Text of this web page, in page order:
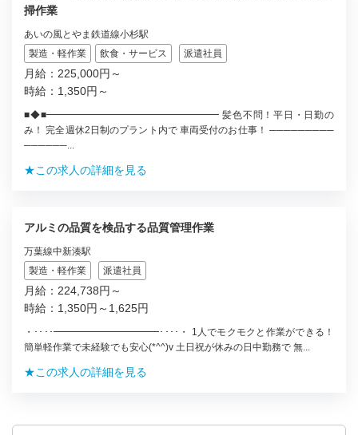
掃作業
あいの風とやま鉄道線小杉駅
製造・軽作業
飲食・サービス 派遣社員
月給：225,000円～
時給：1,350円～
■◆■━━━━━━━━━━━━━━━━━━ 髪色不問！平日・日勤の
み！ 完全週休2日制のプラント内で 車両受付のお仕事！ ─────────
──────...
★この求人の詳細を見る
アルミの品質を検品する品質管理作業
万葉線中新湊駅
製造・軽作業
派遣社員
月給：224,738円～
時給：1,350円～1,625円
・････━━━━━━━━━━━････・ 1人でモクモクと作業ができる！
簡単軽作業で未経験でも安心(*^^)v 土日祝が休みの日中勤務で 無...
★この求人の詳細を見る